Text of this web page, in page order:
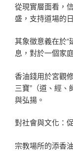
從現實層面看，
盛，支持道場的
其象徵意義在於“
息，對於一個家
香油錢用於宮觀
三寶”（道、經
與弘揚。
對社會與文化：
宗教場所的添香